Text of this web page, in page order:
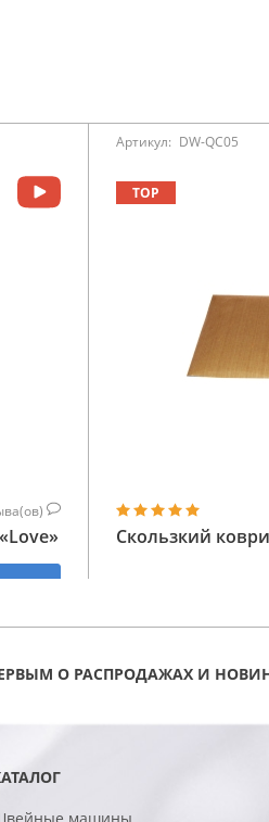
Артикул: DW-QC05
TOP
Скользкий
О РАСПРОДАЖАХ И